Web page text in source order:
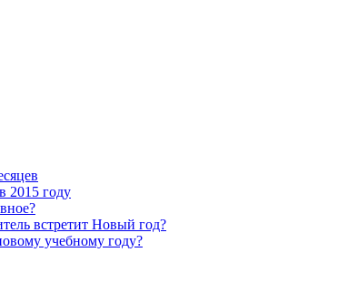
2015 году
встретит Новый год?
учебному году?